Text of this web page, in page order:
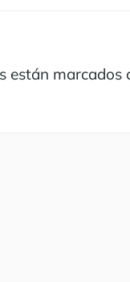
están marcados